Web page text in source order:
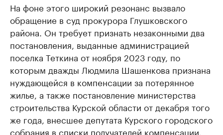
На фоне этого широкий резонанс вызвало
обращение в суд прокурора Глушковского
района. Он требует признать незаконными два
постановления, выданные администрацией
поселка Теткина от ноября 2023 году, по
которым дважды Людмила Шашенкова признана
нуждающейся в компенсации за потерянное
жилье, а также постановление министерства
строительства Курской области от декабря того
же года, внесшее депутата Курского городского
собрания в списки получателей компенсации.